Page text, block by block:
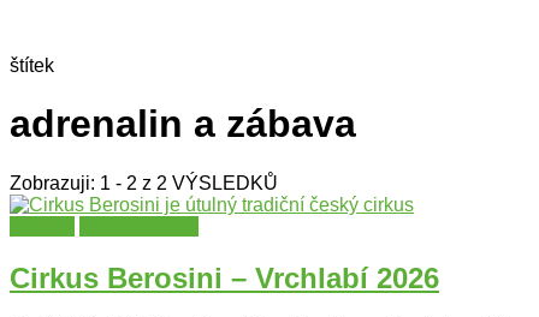
štítek
adrenalin a zábava
Zobrazuji: 1 - 2 z 2 VÝSLEDKŮ
Cirkus Berosini – Vrchlabí 2026